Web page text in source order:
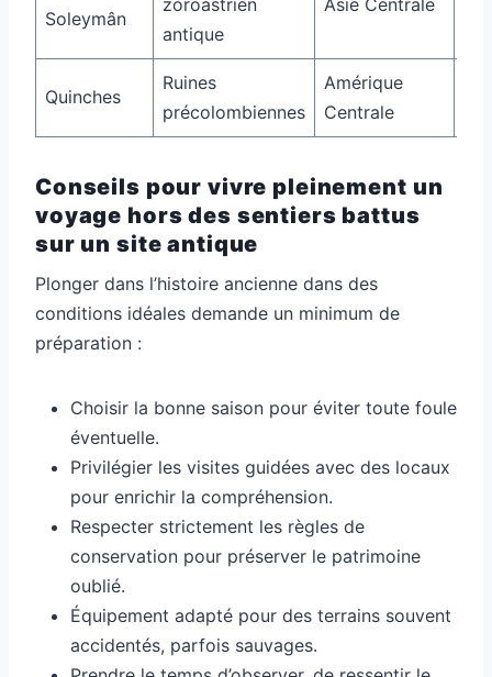
Soleymân
antique
Quinches
Ruines
précolombiennes
Amérique
Centrale
Conseils pour vivre pleinement un
voyage hors des sentiers battus
sur un site antique
Plonger dans l’histoire ancienne dans des
conditions idéales demande un minimum de
préparation :
Choisir la bonne saison pour éviter toute foule
éventuelle.
Privilégier les visites guidées avec des locaux
pour enrichir la compréhension.
Respecter strictement les règles de
conservation pour préserver le patrimoine
oublié.
Équipement adapté pour des terrains souvent
accidentés, parfois sauvages.